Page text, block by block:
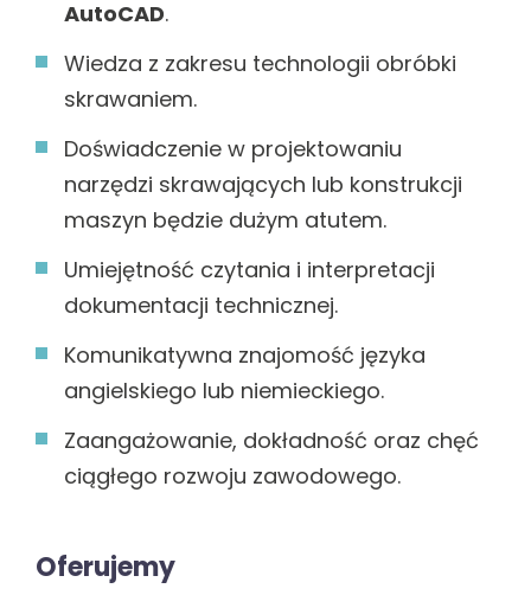
AutoCAD.
Wiedza z zakresu technologii obróbki
skrawaniem.
Doświadczenie w projektowaniu
narzędzi skrawających lub konstrukcji
maszyn będzie dużym atutem.
Umiejętność czytania i interpretacji
dokumentacji technicznej.
Komunikatywna znajomość języka
angielskiego lub niemieckiego.
Zaangażowanie, dokładność oraz chęć
ciągłego rozwoju zawodowego.
Oferujemy